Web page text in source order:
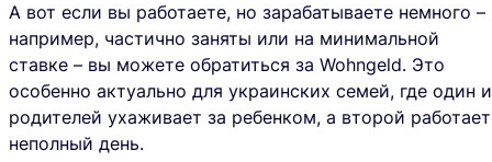
А вот если вы работаете, но зарабатываете немного –
например, частично заняты или на минимальной
ставке – вы можете обратиться за Wohngeld. Это
особенно актуально для украинских семей, где один
родителей ухаживает за ребенком, а второй работает
неполный день.